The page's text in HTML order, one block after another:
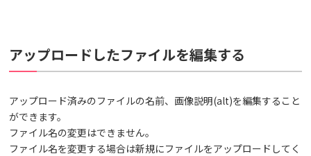
アップロードしたファイルを編集する
アップロード済みのファイルの名前、画像説明(alt)を編集すること
ができます。
ファイル名の変更はできません。
ファイル名を変更する場合は新規にファイルをアップロードしてく